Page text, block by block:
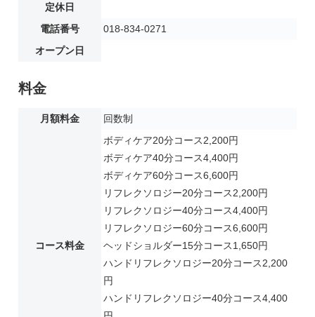
定休日
電話番号
018-834-0271
オープン日
料金
月額料金 回数制
コース料金
ボディケア20分コース2,200円
ボディケア40分コース4,400円
ボディケア60分コース6,600円
リフレクソロジー20分コース2,200円
リフレクソロジー40分コース4,400円
リフレクソロジー60分コース6,600円
ヘッドショルダー15分コース1,650円
ハンドリフレクソロジー20分コース2,200
円
ハンドリフレクソロジー40分コース4,400